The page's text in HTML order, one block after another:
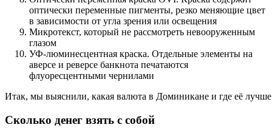
оптически переменные пигменты, резко меняющие цвет
в зависимости от угла зрения или освещения
Микротекст, который не рассмотреть невооруженным
глазом
УФ-люминесцентная краска. Отдельные элементы на
аверсе и реверсе банкнота печатаются
флуоресцентными чернилами
Итак, мы выяснили, какая валюта в Доминикане и где её лучше
Сколько денег взять с собой